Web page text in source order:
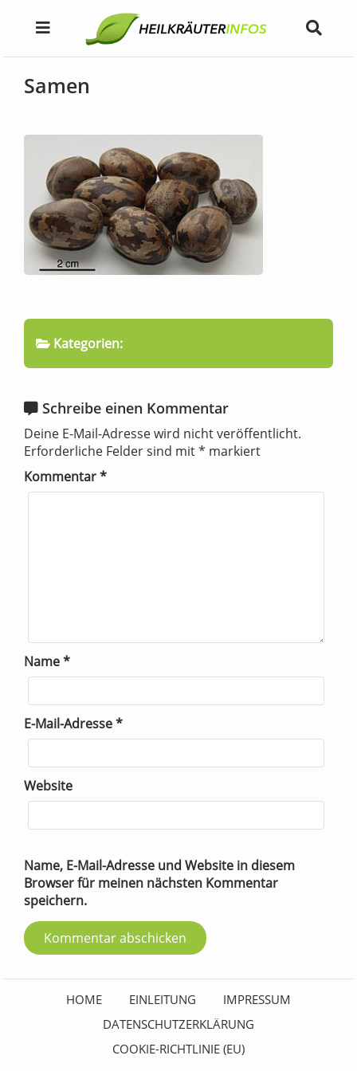
Samen
Kategorien:
Schreibe einen Kommentar
Deine E-Mail-Adresse wird nicht veröffentlicht.
Erforderliche Felder sind mit* markiert
Kommentar*
Name*
E-Mail-Adresse*
Website
Name, E-Mail-Adresse und Website in diesem
Browser für meinen nächsten Kommentar
speichern.
HOME EINLEITUNG
IMPRESSUM
DATENSCHUTZERKLÄRUNG
COOKIE-RICHTLINIE (EU)